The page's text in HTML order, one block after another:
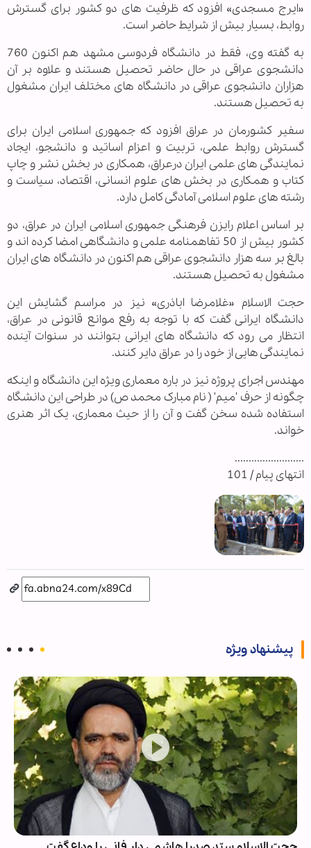
«ایرج مسجدی» افزود که ظرفیت های دو کشور برای گسترش
روابط، بسیار بیش از شرایط حاضر است.
به گفته وی، فقط در دانشگاه فردوسی مشهد هم اکنون 760
دانشجوی عراقی در حال حاضر تحصیل هستند و علاوه بر آن
هزاران دانشجوی عراقی در دانشگاه های مختلف ایران مشغول
به تحصیل هستند.
سفیر کشورمان در عراق افزود که جمهوری اسلامی ایران برای
گسترش روابط علمی، تربیت و اعزام اساتید و دانشجو، ایجاد
نمایندگی های علمی ایران درعراق، همکاری در بخش نشر و چاپ
کتاب و همکاری در بخش های علوم انسانی، اقتصاد، سیاست و
رشته های علوم اسلامی آمادگی کامل دارد.
بر اساس اعلام رایزن فرهنگی جمهوری اسلامی ایران در عراق، دو
کشور بیش از 50 تفاهمنامه علمی و دانشگاهی امضا کرده اند و
بالغ بر سه هزار دانشجوی عراقی هم اکنون در دانشگاه های ایران
مشغول به تحصیل هستند.
حجت الاسلام «غلامرضا اباذری» نیز در مراسم گشایش این
دانشگاه ایرانی گفت که با توجه به رفع موانع قانونی در عراق،
انتظار می رود که دانشگاه های ایرانی بتوانند در سنوات آینده
نمایندگی هایی از خود را در عراق دایر کنند.
مهندس اجرای پروژه نیز در باره معماری ویژه این دانشگاه و اینکه
چگونه از حرف 'میم' ( نام مبارک محمد ص) در طراحی این دانشگاه
استفاده شده سخن گفت و آن را از حیث معماری، یک اثر هنری
خواند.
.........................
انتهای پیام / 101
پیشنهاد ویژه